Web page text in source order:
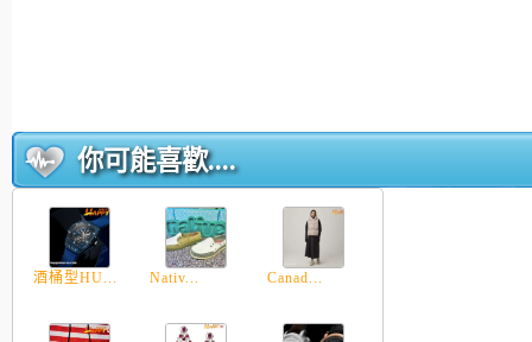
你可能喜歡....
酒桶型HU... Nativ... Canad...